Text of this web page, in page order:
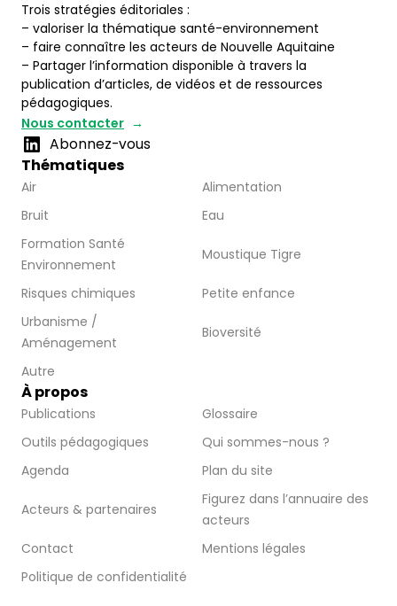
Trois stratégies éditoriales :
– valoriser la thématique santé-environnement
– faire connaître les acteurs de Nouvelle Aquitaine
– Partager l’information disponible à travers la
publication d’articles, de vidéos et de ressources
pédagogiques.
Nous contacter
Abonnez-vous
Thématiques
Air
Alimentation
Bruit
Eau
Formation Santé
Environnement
Moustique Tigre
Risques chimiques
Petite enfance
Urbanisme /
Aménagement
Bioversité
Autre
À propos
Publications
Glossaire
Outils pédagogiques
Qui sommes-nous ?
Agenda
Plan du site
Acteurs & partenaires
Figurez dans l’annuaire des
acteurs
Contact
Mentions légales
Politique de confidentialité